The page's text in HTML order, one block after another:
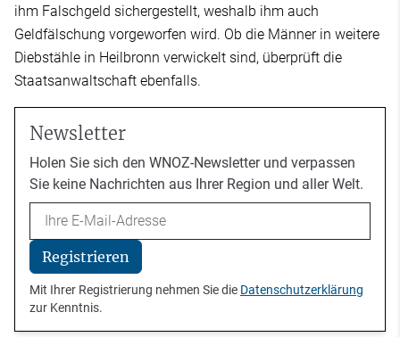
ihm Falschgeld sichergestellt, weshalb ihm auch
Geldfälschung vorgeworfen wird. Ob die Männer in weitere
Diebstähle in Heilbronn verwickelt sind, überprüft die
Staatsanwaltschaft ebenfalls.
Newsletter
Holen Sie sich den WNOZ-Newsletter und verpassen
Sie keine Nachrichten aus Ihrer Region und aller Welt.
Email
Registrieren
Mit Ihrer Registrierung nehmen Sie die Datenschutzerklärung
zur Kenntnis.